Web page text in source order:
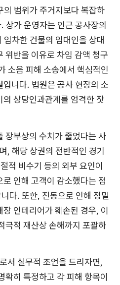
범위가 주거지보다 복잡하
상가 운영자는 인근 공사장의
차한 건물의 임대인을 상대
위반을 이유로 차임 감액 청구
소음 피해 소송에서 핵심적인
입니다. 법원은 공사 현장의 소
상당인과관계를 엄격한 잣
장부상의 수치가 줄었다는 사
, 해당 상권의 전반적인 경기
적 비수기 등의 외부 요인이
인해 고객이 감소했다는 점
다. 또한, 진동으로 인해 정밀
인테리어가 훼손된 경우, 이
극적 재산상 손해까지 포괄하
서 실무적 조언을 드리자면,
확히 특정하고 각 피해 항목이